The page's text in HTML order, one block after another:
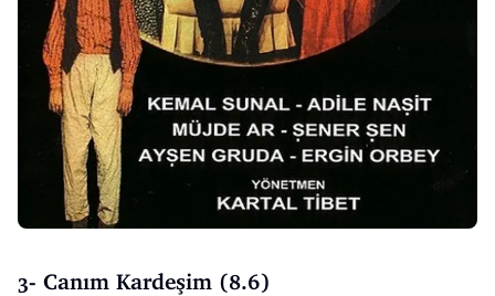
3- Canım Kardeşim (8.6)